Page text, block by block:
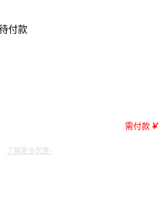
付款
需付款 ￥
了解更多优惠~